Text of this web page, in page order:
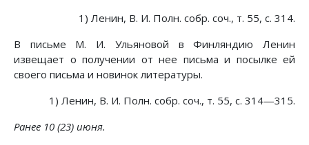
1) Ленин, В. И. Полн. собр. соч., т. 55, с. 314.
В письме М. И. Ульяновой в Финляндию Ленин
извещает о получении от нее письма и посылке ей
своего письма и новинок литературы.
1) Ленин, В. И. Полн. собр. соч., т. 55, с. 314—315.
Ранее 10 (23) июня.